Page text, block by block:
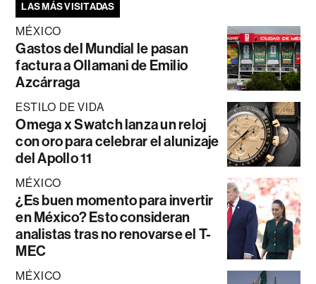
LAS MÁS VISITADAS
MÉXICO
Gastos del Mundial le pasan
factura a Ollamani de Emilio
Azcárraga
ESTILO DE VIDA
Omega x Swatch lanza un reloj
con oro para celebrar el alunizaje
del Apollo 11
MÉXICO
¿Es buen momento para invertir
en México? Esto consideran
analistas tras no renovarse el T-
MEC
MÉXICO